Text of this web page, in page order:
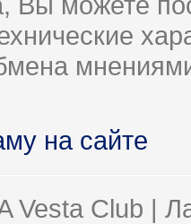
на сайте
Vesta Club |